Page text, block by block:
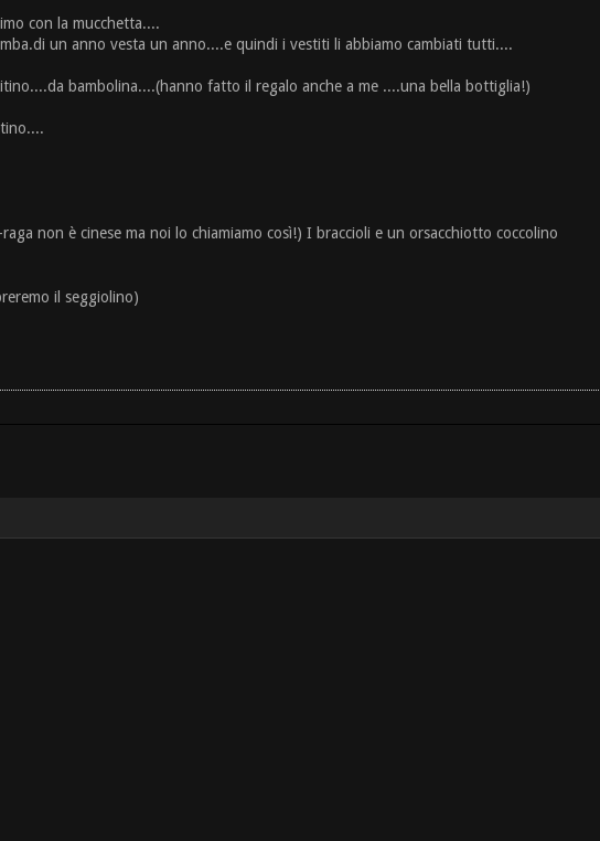
con la mucchetta....
un anno vesta un anno....e quindi i vestiti li abbiamo cambiati tutti....
bambolina....(hanno fatto il regalo anche a me ....una bella bottiglia!)
non è cinese ma noi lo chiamiamo così!) I braccioli e un orsacchiotto coccolino
il seggiolino)